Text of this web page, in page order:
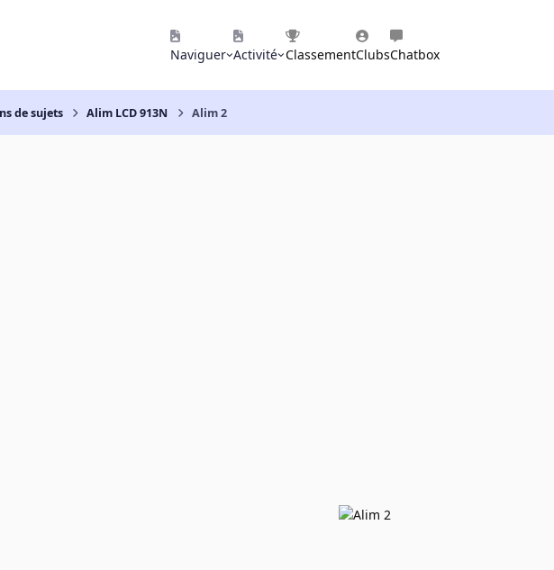
Naviguer Activité ClassementClubsChatbox
de sujets Alim LCD 913N Alim 2